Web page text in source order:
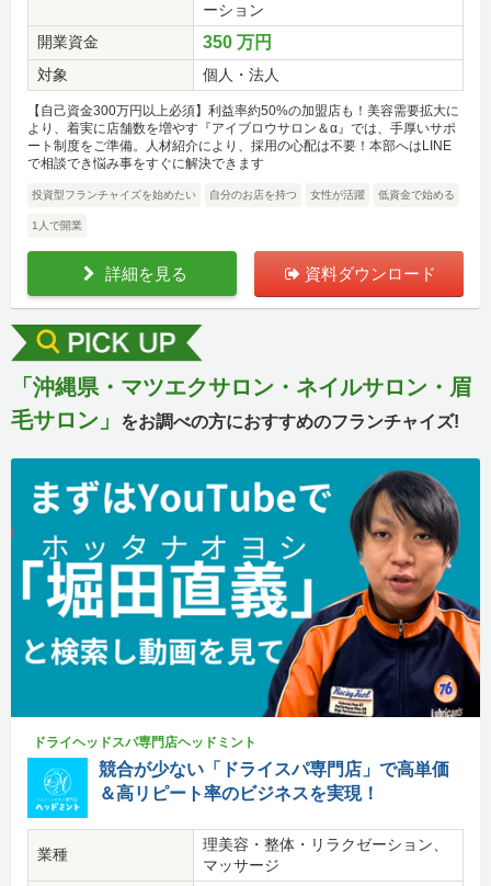
ーション
開業資金
350 万円
対象 個人・法人
【自己資金300万円以上必須】利益率約50%の加盟店も！美容需要拡大に
より、着実に店舗数を増やす『アイブロウサロン＆α』では、手厚いサポ
ート制度をご準備。人材紹介により、採用の心配は不要！本部へはLINE
で相談でき悩み事をすぐに解決できます
投資型フランチャイズを始めたい 自分のお店を持つ 女性が活躍 低資金で始める
1人で開業
詳細を見る 資料ダウンロード
「沖縄県・マツエクサロン・ネイルサロン・眉
毛サロン」
をお調べの方におすすめのフランチャイズ!
ドライヘッドスパ専門店ヘッドミント
競合が少ない「ドライスパ専門店」で高単価
＆高リピート率のビジネスを実現！
業種
理美容・整体・リラクゼーション、
マッサージ